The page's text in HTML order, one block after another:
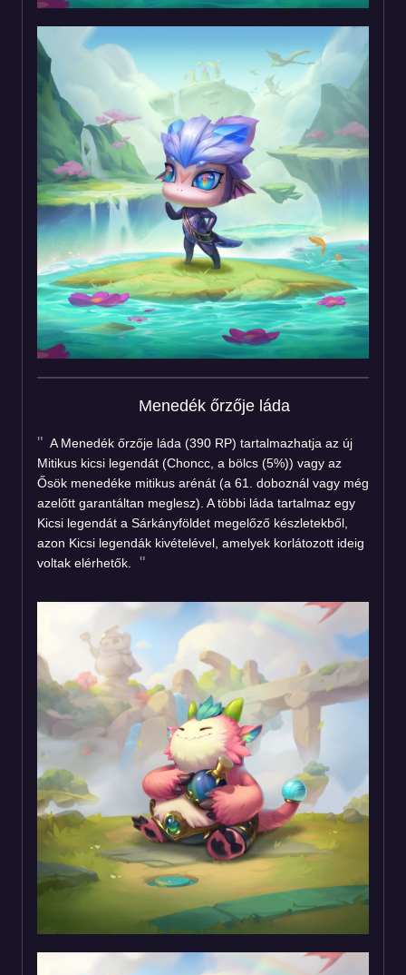
Menedék őrzője láda
A Menedék őrzője láda (390 RP) tartalmazhatja az új
Mitikus kicsi legendát (Choncc, a bölcs (5%)) vagy az
Ősök menedéke mitikus arénát (a 61. doboznál vagy még
azelőtt garantáltan meglesz). A többi láda tartalmaz egy
Kicsi legendát a Sárkányföldet megelőző készletekből,
azon Kicsi legendák kivételével, amelyek korlátozott ideig
voltak elérhetők.